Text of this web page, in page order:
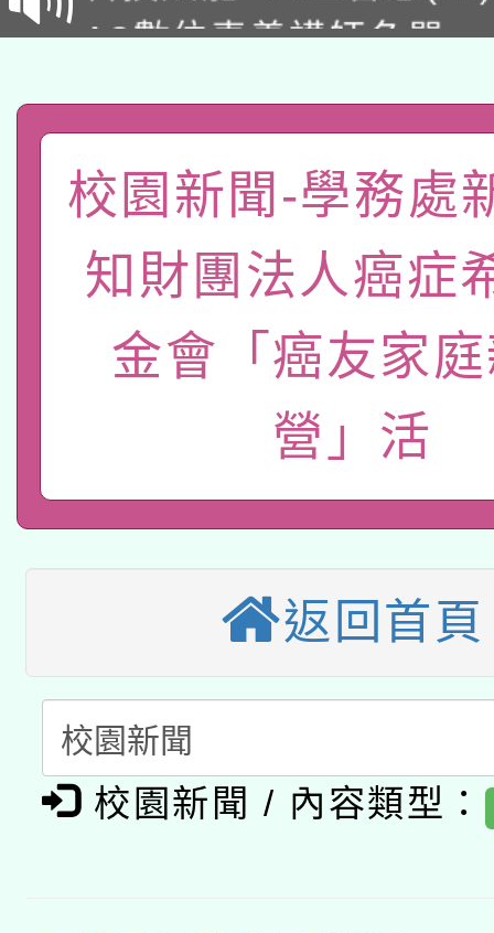
礎課程
A3數位素養講師名單
pilot」
有關大陸委員會函釋公
薪期間赴陸應申請許可
轉知經濟部水利署委託
業技術研究院辦理「
用水績優單位及節水達
動」
115年8月22日(星期六
桃園市孔廟祈福系列
開 智慧啟航」
2026年桃園地景藝術
本校115學年度第2次
招甄選結果公告(無人
適應運動共學行動站研
本館辦理115年度閱讀
暨閱讀推動專業研習
科技賦能─人工智慧
礎課程
A3數位素養講師名單
「數位內容與教學軟
pilot」
有關大陸委員會函釋公
薪期間赴陸應申請許可
轉知經濟部水利署委託
業技術研究院辦理「
115年8月22日(星期六
校園新聞-學務處
知財團法人癌症
金會「癌友家
營」活
返回首頁
校園新聞 / 內容類型：